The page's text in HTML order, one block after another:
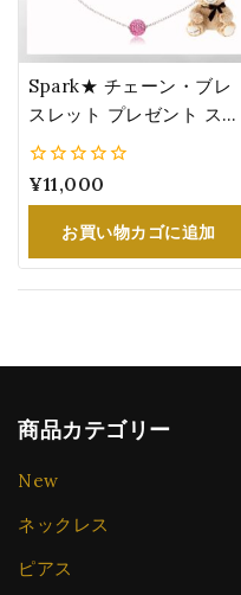
Spark★ チェーン・ブレ
スレット プレゼント スワ
ロフスキー®・クリスタル
日 ラッピング くま
0
5
¥11,000
お買い物カゴに追加
商品カテゴリー
New
ネックレス
ピアス